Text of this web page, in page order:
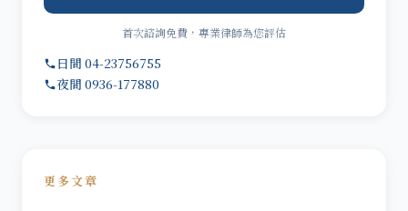
首次諮詢免費，專業律師為您評估
日間 04-23756755
夜間 0936-177880
更多文章